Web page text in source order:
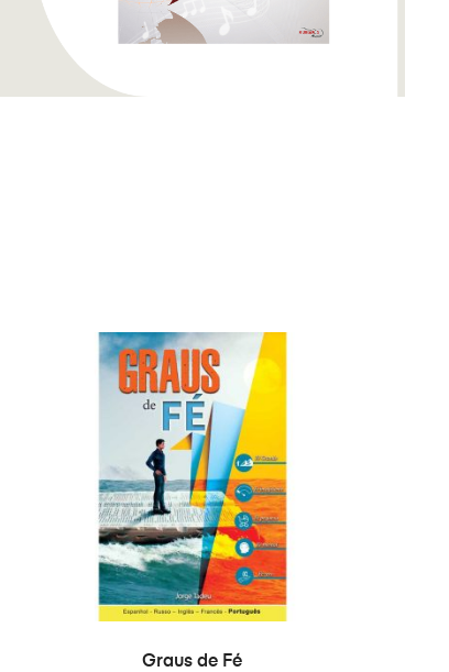
ADICIONAR
Graus de Fé